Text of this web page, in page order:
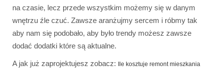
na czasie, lecz przede wszystkim możemy się w danym
wnętrzu źle czuć. Zawsze aranżujmy sercem i róbmy tak
aby nam się podobało, aby było trendy możesz zawsze
dodać dodatki które są aktualne.
A jak już zaprojektujesz zobacz: Ile kosztuje remont mieszkania